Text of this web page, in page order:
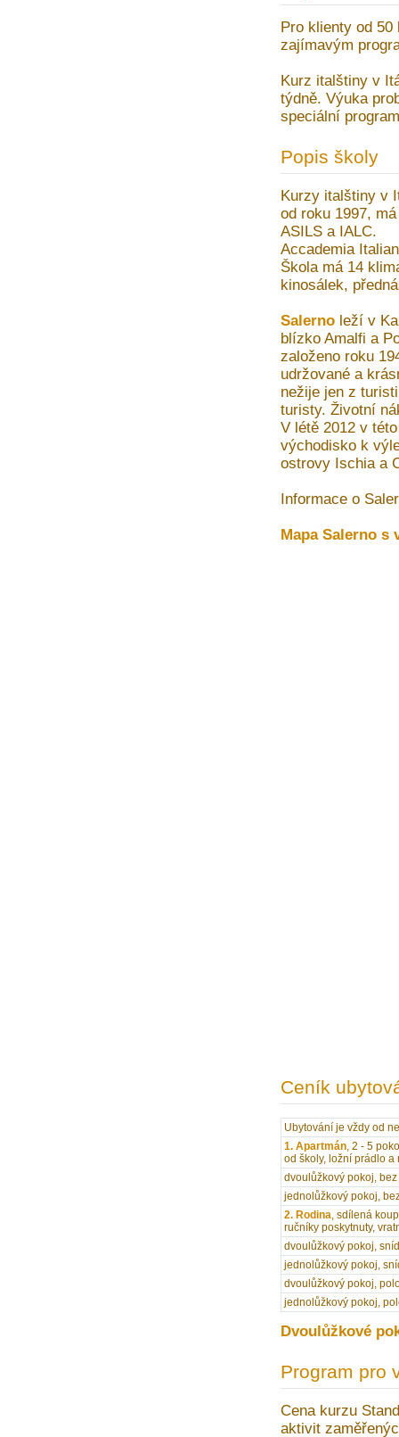
Pro klienty od
zajímavým
Kurz italštiny v
týdně. Výuka
speciální
Popis školy
Kurzy italštiny v
od roku 1997,
ASILS a IALC.
Accademia
Škola má 14
kinosálek,
Salernoleží v
blízko Amalfi a
založeno roku
udržované a
nežije jen z
turisty. Životní
V létě 2012 v
východisko k
ostrovy Ischia a
Informace o
Mapa Salerno s
Ceník
Ubytování je vždy od
1. Apartmán, 2 - 5
od školy, ložní prádlo a
dvoulůžkový pokoj, bez
jednolůžkový pokoj,
2. Rodina, sdílená
ručníky poskytnuty,
dvoulůžkový pokoj,
jednolůžkový pokoj,
dvoulůžkový pokoj,
jednolůžkový pokoj,
Dvoulůžkové
Program pro
Cena kurzu
aktivit